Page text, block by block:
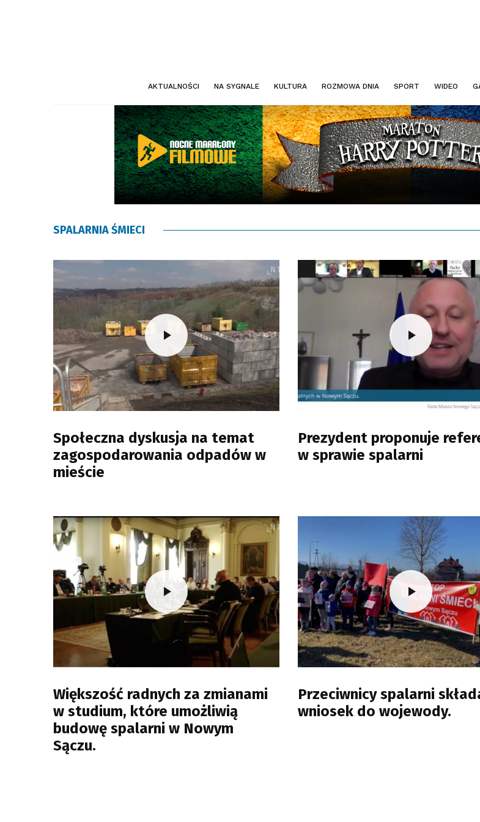
AKTUALNOŚCI NA SYGNALE KULTURA ROZMOWA DNIA SPORT WIDEO
SPALARNIA ŚMIECI
Społeczna dyskusja na temat
zagospodarowania odpadów w
mieście
Prezydent proponuje
w sprawie spalarni
Większość radnych za zmianami
w studium, które umożliwią
budowę spalarni w Nowym
Sączu.
Przeciwnicy spalarni
wniosek do wojewody.